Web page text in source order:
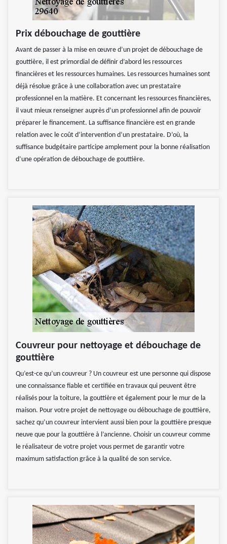
Prix débouchage de gouttière
Avant de passer à la mise en œuvre d’un projet de débouchage de
gouttière, il est primordial de définir d’abord les ressources
financières et les ressources humaines. Les ressources humaines sont
déjà résolue grâce à une collaboration avec un prestataire
professionnel en la matière. Et concernant les ressources financières,
il vaut mieux renseigner auprès d’un professionnel afin de pouvoir
préparer le financement. La suffisance financière est en grande
relation avec le coût d’intervention d’un prestataire. D’où, la
suffisance budgétaire participe amplement pour la bonne réalisation
d’une opération de débouchage de gouttière.
Couvreur pour nettoyage et débouchage de
gouttière
Qu’est-ce qu’un couvreur ? Un couvreur est une personne qui dispose
une connaissance fiable et certifiée en travaux qui peuvent être
réalisés pour la toiture, la gouttière et également pour le mur de la
maison. Pour votre projet de nettoyage ou débouchage de gouttière,
sachez qu’un couvreur intervient aussi bien pour la gouttière presque
neuve que pour la gouttière à l’ancienne. Choisir un couvreur comme
le réalisateur de votre projet vous permet de garantir votre
maximum satisfaction grâce à la qualité de son service.